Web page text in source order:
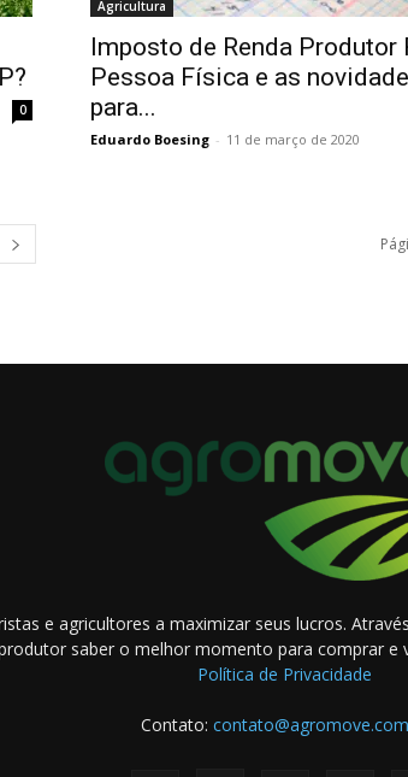
0
Agricultura
Imposto de Renda Produtor
Pessoa Física e as
para...
Eduardo Boesing - 11 de março de 2020
e agricultores a maximizar seus lucros.
saber o melhor momento para comprar e
Política de Privacidade
Contato: